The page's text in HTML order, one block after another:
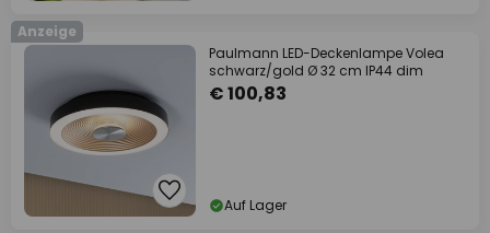
Anzeige
Paulmann LED-Deckenlampe Volea
schwarz/gold Ø 32 cm IP44 dim
€ 100,83
Auf Lager